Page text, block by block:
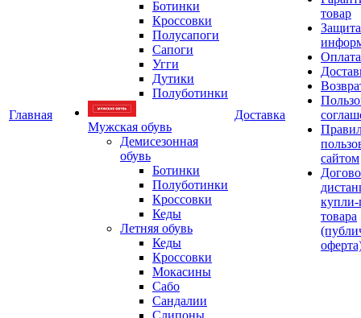
Главная
Ботинки
Кроссовки
Полусапоги
Сапоги
Угги
Дутики
Полуботинки
Мужская обувь
Демисезонная
обувь
Ботинки
Полуботинки
Кроссовки
Кеды
Летняя обувь
Кеды
Кроссовки
Мокасины
Сабо
Сандалии
Слипоны
Доставка
товар
Защита
Оплата
сайтом
товара